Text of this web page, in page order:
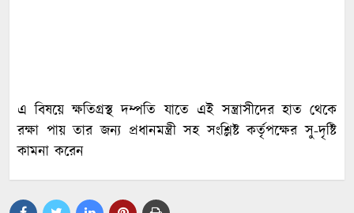
এ বিষয়ে ক্ষতিগ্রস্থ দম্পতি যাতে এই সন্ত্রাসীদের হাত থেকে
রক্ষা পায় তার জন্য প্রধানমন্ত্রী সহ সংশ্লিষ্ট কর্তৃপক্ষের সু-দৃষ্টি
কামনা করেন